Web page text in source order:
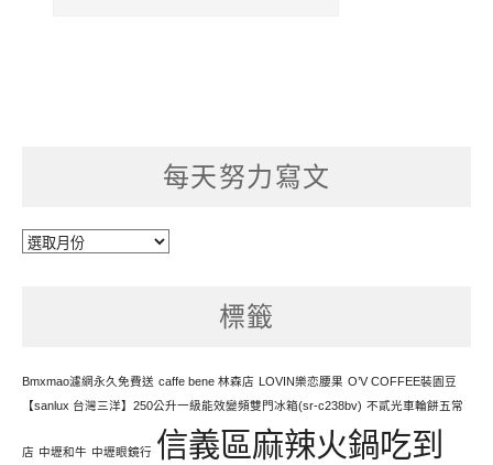
每天努力寫文
每
標籤
Bmxmao濾網永久免費送 caffe bene 林森店 LOVIN樂恋腰果 O’V COFFEE裝園豆
【sanlux 台灣三洋】250公升一級能效變頻雙門冰箱(sr-c238bv) 不貳光車輪餅五常
店 中壢和牛 中壢眼鏡行 信義區麻辣火鍋吃到